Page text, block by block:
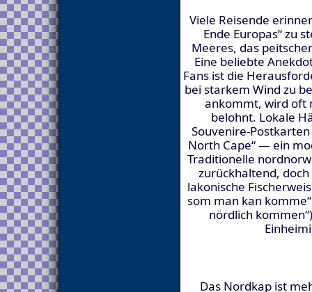
Viele Reisende
Ende Europas“ zu
Meeres, das
Eine beliebte
Fans ist die
bei starkem Wind zu
ankommt, wird oft
belohnt. Lokale
Souvenire-
North Cape“ — ein
Traditionelle
zurückhaltend,
lakonische
som man kan
nördlich
Das Nordkap ist